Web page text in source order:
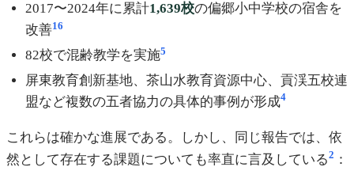
2017〜2024年に累計1,639校の偏郷小中学校の宿舎を
改善16
82校で混齢教学を実施5
屏東教育創新基地、茶山水教育資源中心、貢渓五校連
盟など複数の五者協力の具体的事例が形成4
これらは確かな進展である。しかし、同じ報告では、依
然として存在する課題についても率直に言及している2 ：